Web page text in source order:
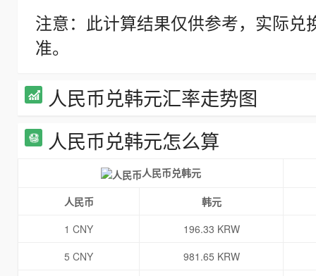
注意：此计算结果仅供参考，实际
准。
人民币兑韩元汇率走势图
人民币兑韩元怎么算
人民币兑韩元
人民币
韩元
1 CNY
196.33 KRW
5 CNY
981.65 KRW